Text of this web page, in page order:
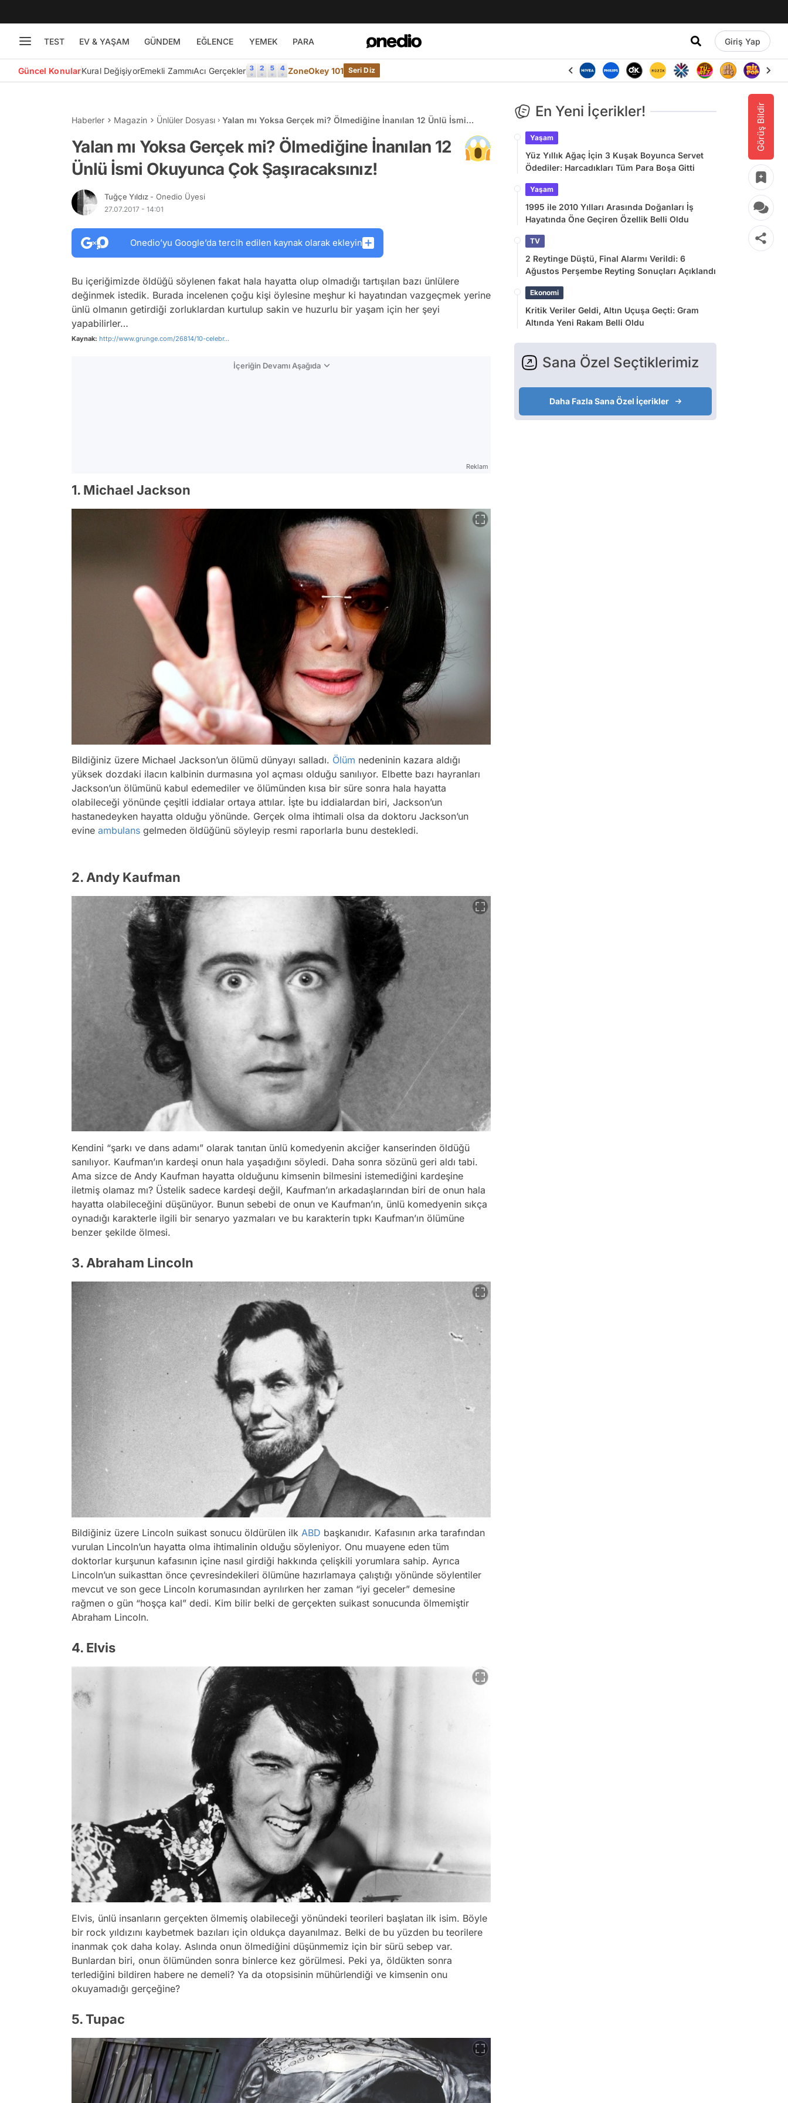
TEST EV & YAŞAM GÜNDEM EĞLENCE YEMEK PARA Giriş Yap
Güncel KonularKural DeğişiyorEmekli ZammıAcı Gerçekler ZoneOkey 101 Seri Diz
Görüş Bildir
Haberler Magazin Ünlüler Dosyası
Yalan mı Yoksa Gerçek mi? Ölmediğine İnanılan 12 Ünlü İsmi
Yalan mı Yoksa Gerçek mi? Ölmediğine İnanılan 12
Ünlü İsmi Okuyunca Çok Şaşıracaksınız!
Tuğçe Yıldız - Onedio Üyesi
27.07.2017 - 14:01
Onedio’yu Google’da tercih edilen kaynak olarak ekleyin
Bu içeriğimizde öldüğü söylenen fakat hala hayatta olup olmadığı tartışılan bazı ünlülere
değinmek istedik. Burada incelenen çoğu kişi öylesine meşhur ki hayatından vazgeçmek yerine
ünlü olmanın getirdiği zorluklardan kurtulup sakin ve huzurlu bir yaşam için her şeyi
yapabilirler…
Kaynak: http://www.grunge.com/26814/10-celebr...
İçeriğin Devamı Aşağıda
Reklam
1. Michael Jackson
Bildiğiniz üzere Michael Jackson’un ölümü dünyayı salladı. Ölüm nedeninin kazara aldığı
yüksek dozdaki ilacın kalbinin durmasına yol açması olduğu sanılıyor. Elbette bazı hayranları
Jackson’un ölümünü kabul edemediler ve ölümünden kısa bir süre sonra hala hayatta
olabileceği yönünde çeşitli iddialar ortaya attılar. İşte bu iddialardan biri, Jackson’un
hastanedeyken hayatta olduğu yönünde. Gerçek olma ihtimali olsa da doktoru Jackson’un
evine ambulans gelmeden öldüğünü söyleyip resmi raporlarla bunu destekledi.
2. Andy Kaufman
Kendini “şarkı ve dans adamı” olarak tanıtan ünlü komedyenin akciğer kanserinden öldüğü
sanılıyor. Kaufman’ın kardeşi onun hala yaşadığını söyledi. Daha sonra sözünü geri aldı tabi.
Ama sizce de Andy Kaufman hayatta olduğunu kimsenin bilmesini istemediğini kardeşine
iletmiş olamaz mı? Üstelik sadece kardeşi değil, Kaufman’ın arkadaşlarından biri de onun hala
hayatta olabileceğini düşünüyor. Bunun sebebi de onun ve Kaufman’ın, ünlü komedyenin sıkça
oynadığı karakterle ilgili bir senaryo yazmaları ve bu karakterin tıpkı Kaufman’ın ölümüne
benzer şekilde ölmesi.
3. Abraham Lincoln
Bildiğiniz üzere Lincoln suikast sonucu öldürülen ilk ABD başkanıdır. Kafasının arka tarafından
vurulan Lincoln’un hayatta olma ihtimalinin olduğu söyleniyor. Onu muayene eden tüm
doktorlar kurşunun kafasının içine nasıl girdiği hakkında çelişkili yorumlara sahip. Ayrıca
Lincoln’un suikasttan önce çevresindekileri ölümüne hazırlamaya çalıştığı yönünde söylentiler
mevcut ve son gece Lincoln korumasından ayrılırken her zaman “iyi geceler” demesine
rağmen o gün “hoşça kal” dedi. Kim bilir belki de gerçekten suikast sonucunda ölmemiştir
Abraham Lincoln.
4. Elvis
Elvis, ünlü insanların gerçekten ölmemiş olabileceği yönündeki teorileri başlatan ilk isim. Böyle
bir rock yıldızını kaybetmek bazıları için oldukça dayanılmaz. Belki de bu yüzden bu teorilere
inanmak çok daha kolay. Aslında onun ölmediğini düşünmemiz için bir sürü sebep var.
Bunlardan biri, onun ölümünden sonra binlerce kez görülmesi. Peki ya, öldükten sonra
terlediğini bildiren habere ne demeli? Ya da otopsisinin mühürlendiği ve kimsenin onu
okuyamadığı gerçeğine?
5. Tupac
En Yeni İçerikler!
Yaşam
Yüz Yıllık Ağaç İçin 3 Kuşak Boyunca Servet
Ödediler: Harcadıkları Tüm Para Boşa Gitti
Yaşam
1995 ile 2010 Yılları Arasında Doğanları İş
Hayatında Öne Geçiren Özellik Belli Oldu
TV
2 Reytinge Düştü, Final Alarmı Verildi: 6
Ağustos Perşembe Reyting Sonuçları Açıklandı
Ekonomi
Kritik Veriler Geldi, Altın Uçuşa Geçti: Gram
Altında Yeni Rakam Belli Oldu
Sana Özel Seçtiklerimiz
Daha Fazla Sana Özel İçerikler